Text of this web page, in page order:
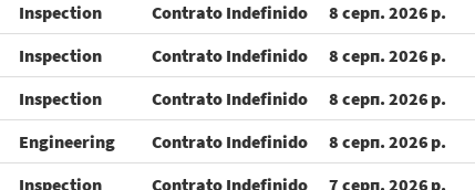
Inspection Contrato Indefinido
8 серп. 2026 р.
Inspection Contrato Indefinido
8 серп. 2026 р.
Inspection Contrato Indefinido
8 серп. 2026 р.
Engineering Contrato Indefinido
8 серп. 2026 р.
Inspection Contrato Indefinido
7 серп. 2026 р.